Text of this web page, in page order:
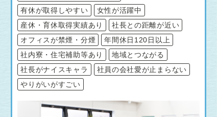
有休が取得しやすい
女性が活躍中
産休・育休取得実績あり
社長との距離が近い
オフィスが禁煙・分煙
年間休日120日以上
社内寮・住宅補助等あり
地域とつながる
社長がナイスキャラ
社員の会社愛が止まらない
やりがいがすごい